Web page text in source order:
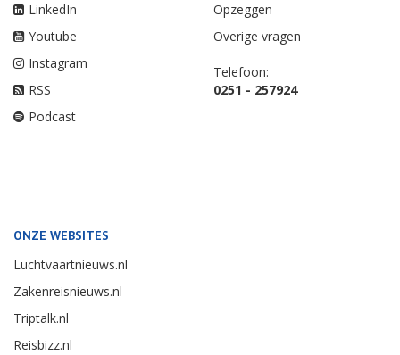
LinkedIn
Youtube
Instagram
RSS
Podcast
Opzeggen
Overige vragen
Telefoon:
0251 - 257924
ONZE WEBSITES
Luchtvaartnieuws.nl
Zakenreisnieuws.nl
Triptalk.nl
Reisbizz.nl